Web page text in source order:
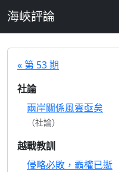
海峽評論
« 第 53 期
社論
兩岸關係風雲亟矣
（社論）
越戰教訓
侵略必敗，霸權已逝